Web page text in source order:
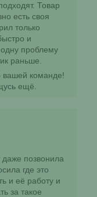
Товар
есть своя
только
и
проблему
раньше.
вашей команде!
ещё.
позвонила
где это
и её работу и
за такое